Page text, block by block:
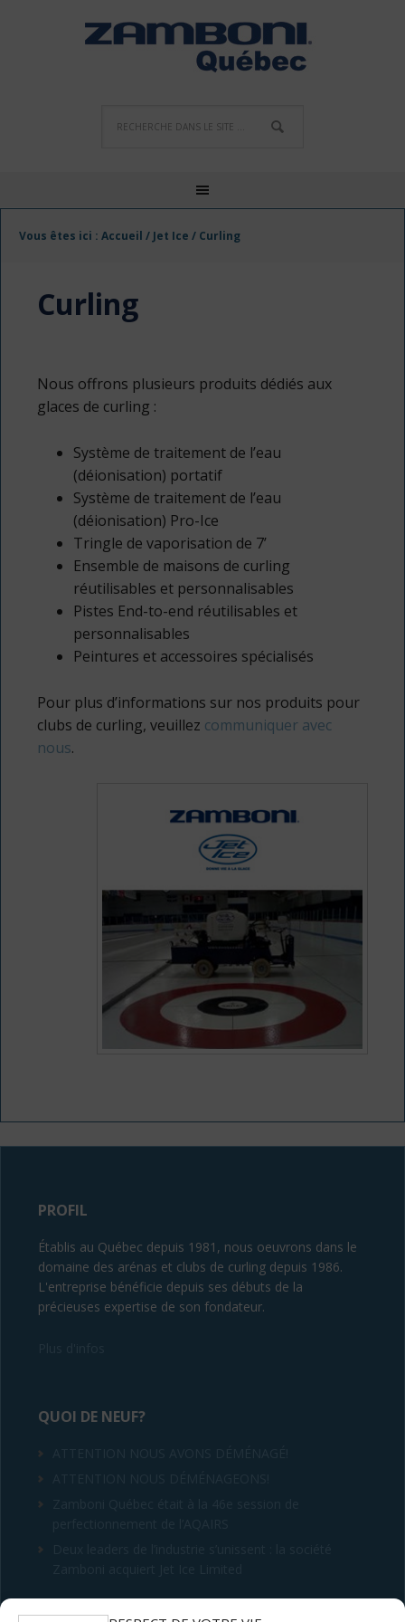
Vous êtes ici : Accueil / Jet Ice / Curling
Curling
Nous offrons plusieurs produits dédiés aux
glaces de curling :
Système de traitement de l’eau
(déionisation) portatif
Système de traitement de l’eau
(déionisation) Pro-Ice
Tringle de vaporisation de 7’
Ensemble de maisons de curling
réutilisables et personnalisables
Pistes End-to-end réutilisables et
personnalisables
Peintures et accessoires spécialisés
Pour plus d’informations sur nos produits pour
clubs de curling, veuillez communiquer avec
nous.
PROFIL
Établis au Québec depuis 1981, nous oeuvrons dans le
domaine des arénas et clubs de curling depuis 1986.
L'entreprise bénéficie depuis ses débuts de la
précieuses expertise de son fondateur.
QUOI DE NEUF?
CONTACT